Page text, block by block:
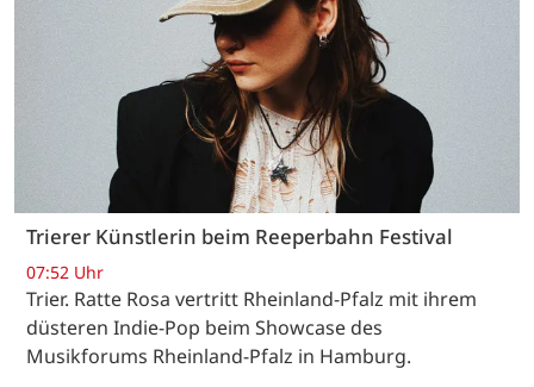
Trierer Künstlerin beim Reeperbahn Festival
07:52 Uhr
Trier. Ratte Rosa vertritt Rheinland-Pfalz mit ihrem
düsteren Indie-Pop beim Showcase des
Musikforums Rheinland-Pfalz in Hamburg.